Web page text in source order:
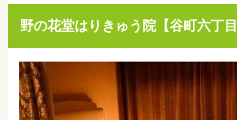
野の花堂はりきゅう院【谷町六丁目